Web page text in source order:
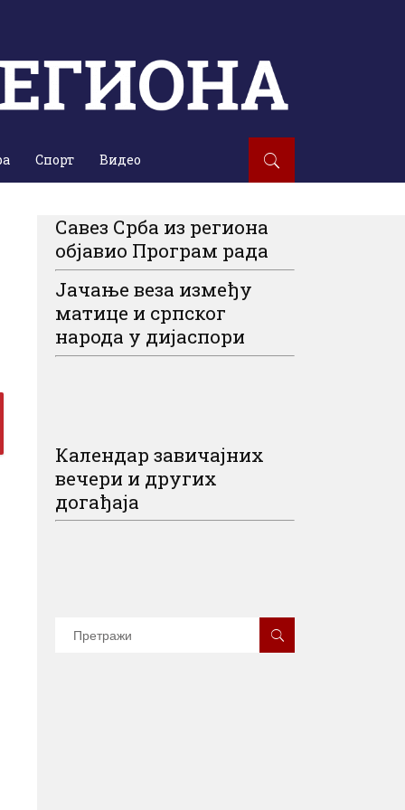
Спорт Видео
Савез Срба из региона
објавио Програм рада
Јачање веза између
матице и српског
народа у дијаспори
Календар завичајних
вечери и других
догађаја